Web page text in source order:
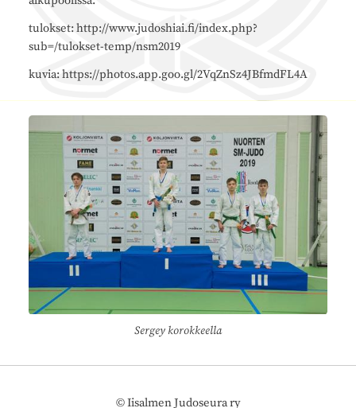
tulokset: http://www.judoshiai.fi/index.php?
sub=/tulokset-temp/nsm2019
kuvia: https://photos.app.goo.gl/2VqZnSz4JBfmdFL4A
Sergey korokkeella
©Iisalmen Judoseura ry